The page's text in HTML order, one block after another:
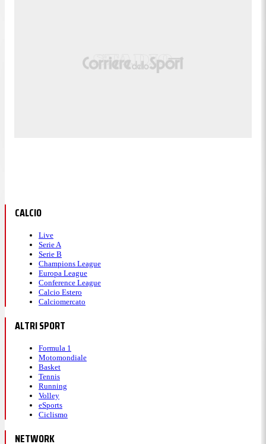
CALCIO
Live
Serie A
Serie B
Champions League
Europa League
Conference League
Calcio Estero
Calciomercato
ALTRI SPORT
Formula 1
Motomondiale
Basket
Tennis
Running
Volley
eSports
Ciclismo
NETWORK